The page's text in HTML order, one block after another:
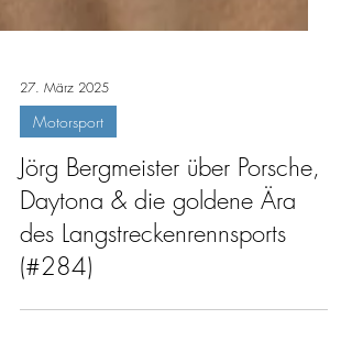
27. März 2025
Motorsport
Jörg Bergmeister über Porsche,
Daytona & die goldene Ära
des Langstreckenrennsports
(#284)